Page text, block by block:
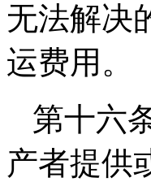
无法解决
运费用。
第十六
产者提供